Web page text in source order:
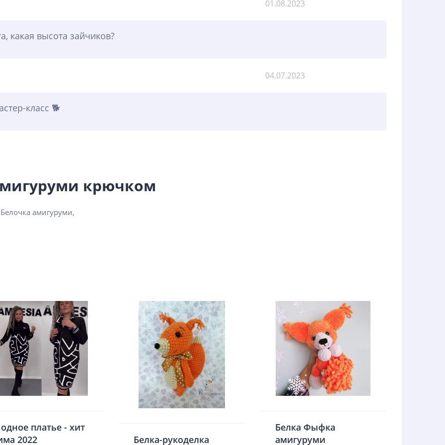
01.08.2023
какая высота зайчиков?
04.07.2023
класс 🐕
крючком
амигуруми,
платье - хит
2022
Белка-рукоделка
Белка Фыфка
амигуруми